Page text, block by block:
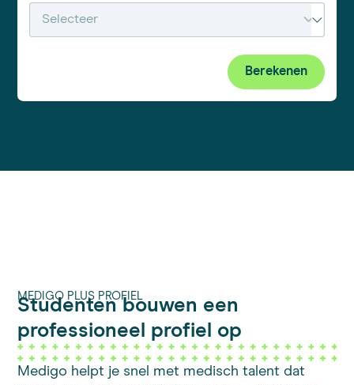
Berekenen
MEDIGO PLUS PROFIEL
Studenten bouwen een
professioneel profiel op
Medigo helpt je snel met medisch talent dat